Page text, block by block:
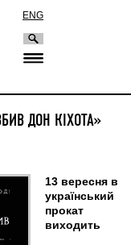
ENG
ДОН КІХОТА»
13 вересня в
український
прокат
виходить